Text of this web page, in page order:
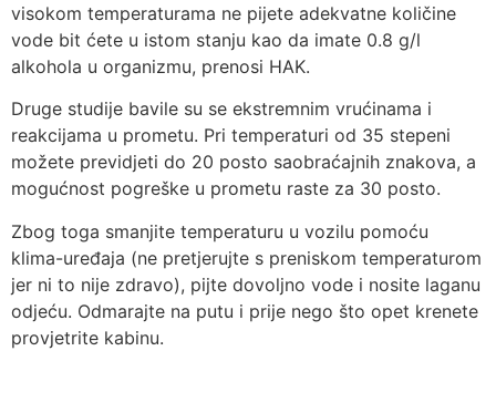
visokom temperaturama ne pijete adekvatne količine
vode bit ćete u istom stanju kao da imate 0.8 g/l
alkohola u organizmu, prenosi HAK.
Druge studije bavile su se ekstremnim vrućinama i
reakcijama u prometu. Pri temperaturi od 35 stepeni
možete previdjeti do 20 posto saobraćajnih znakova, a
mogućnost pogreške u prometu raste za 30 posto.
Zbog toga smanjite temperaturu u vozilu pomoću
klima-uređaja (ne pretjerujte s preniskom temperaturom
jer ni to nije zdravo), pijte dovoljno vode i nosite laganu
odjeću. Odmarajte na putu i prije nego što opet krenete
provjetrite kabinu.